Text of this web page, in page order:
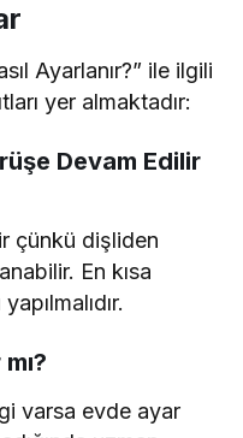
Ayarlanır?” ile ilgili
yer almaktadır:
Devam Edilir
çünkü dişliden
En kısa
varsa evde ayar